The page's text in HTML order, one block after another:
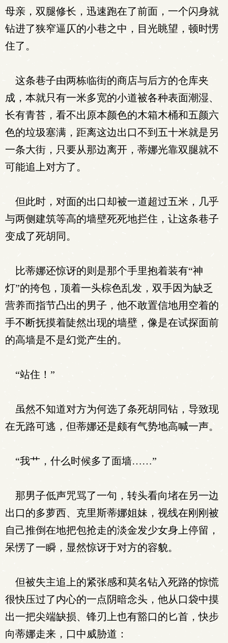
母亲，双腿修长，迅速跑在了前面，一个闪身就
钻进了狭窄逼仄的小巷之中，目光眺望，顿时愣
住了。
这条巷子由两栋临街的商店与后方的仓库夹
成，本就只有一米多宽的小道被各种表面潮湿、
长有青苔，看不出原本颜色的木箱木桶和五颜六
色的垃圾塞满，距离这边出口不到五十米就是另
一条大街，只要从那边离开，蒂娜光靠双腿就不
可能追上对方了。
但此时，对面的出口却被一道超过五米，几乎
与两侧建筑等高的墙壁死死地拦住，让这条巷子
变成了死胡同。
比蒂娜还惊讶的则是那个手里抱着装有“神
灯”的挎包，顶着一头棕色乱发，双手因为缺乏
营养而指节凸出的男子，他不敢置信地用空着的
手不断抚摸着陡然出现的墙壁，像是在试探面前
的高墙是不是幻觉产生的。
“站住！”
虽然不知道对方为何选了条死胡同钻，导致现
在无路可逃，但蒂娜还是颇有气势地高喊一声。
“我艹，什么时候多了面墙……”
那男子低声咒骂了一句，转头看向堵在另一边
出口的多萝西、克里斯蒂娜姐妹，视线在刚刚被
自己推倒在地把包抢走的淡金发少女身上停留，
呆愣了一瞬，显然惊讶于对方的容貌。
但被失主追上的紧张感和莫名钻入死路的惊慌
很快压过了内心的一点阴暗念头，他从口袋中摸
出一把尖端缺损、锋刃上也有豁口的匕首，快步
向蒂娜走来，口中威胁道：